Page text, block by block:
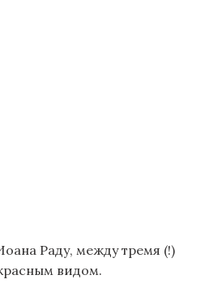
Раду, между тремя (!)
видом.